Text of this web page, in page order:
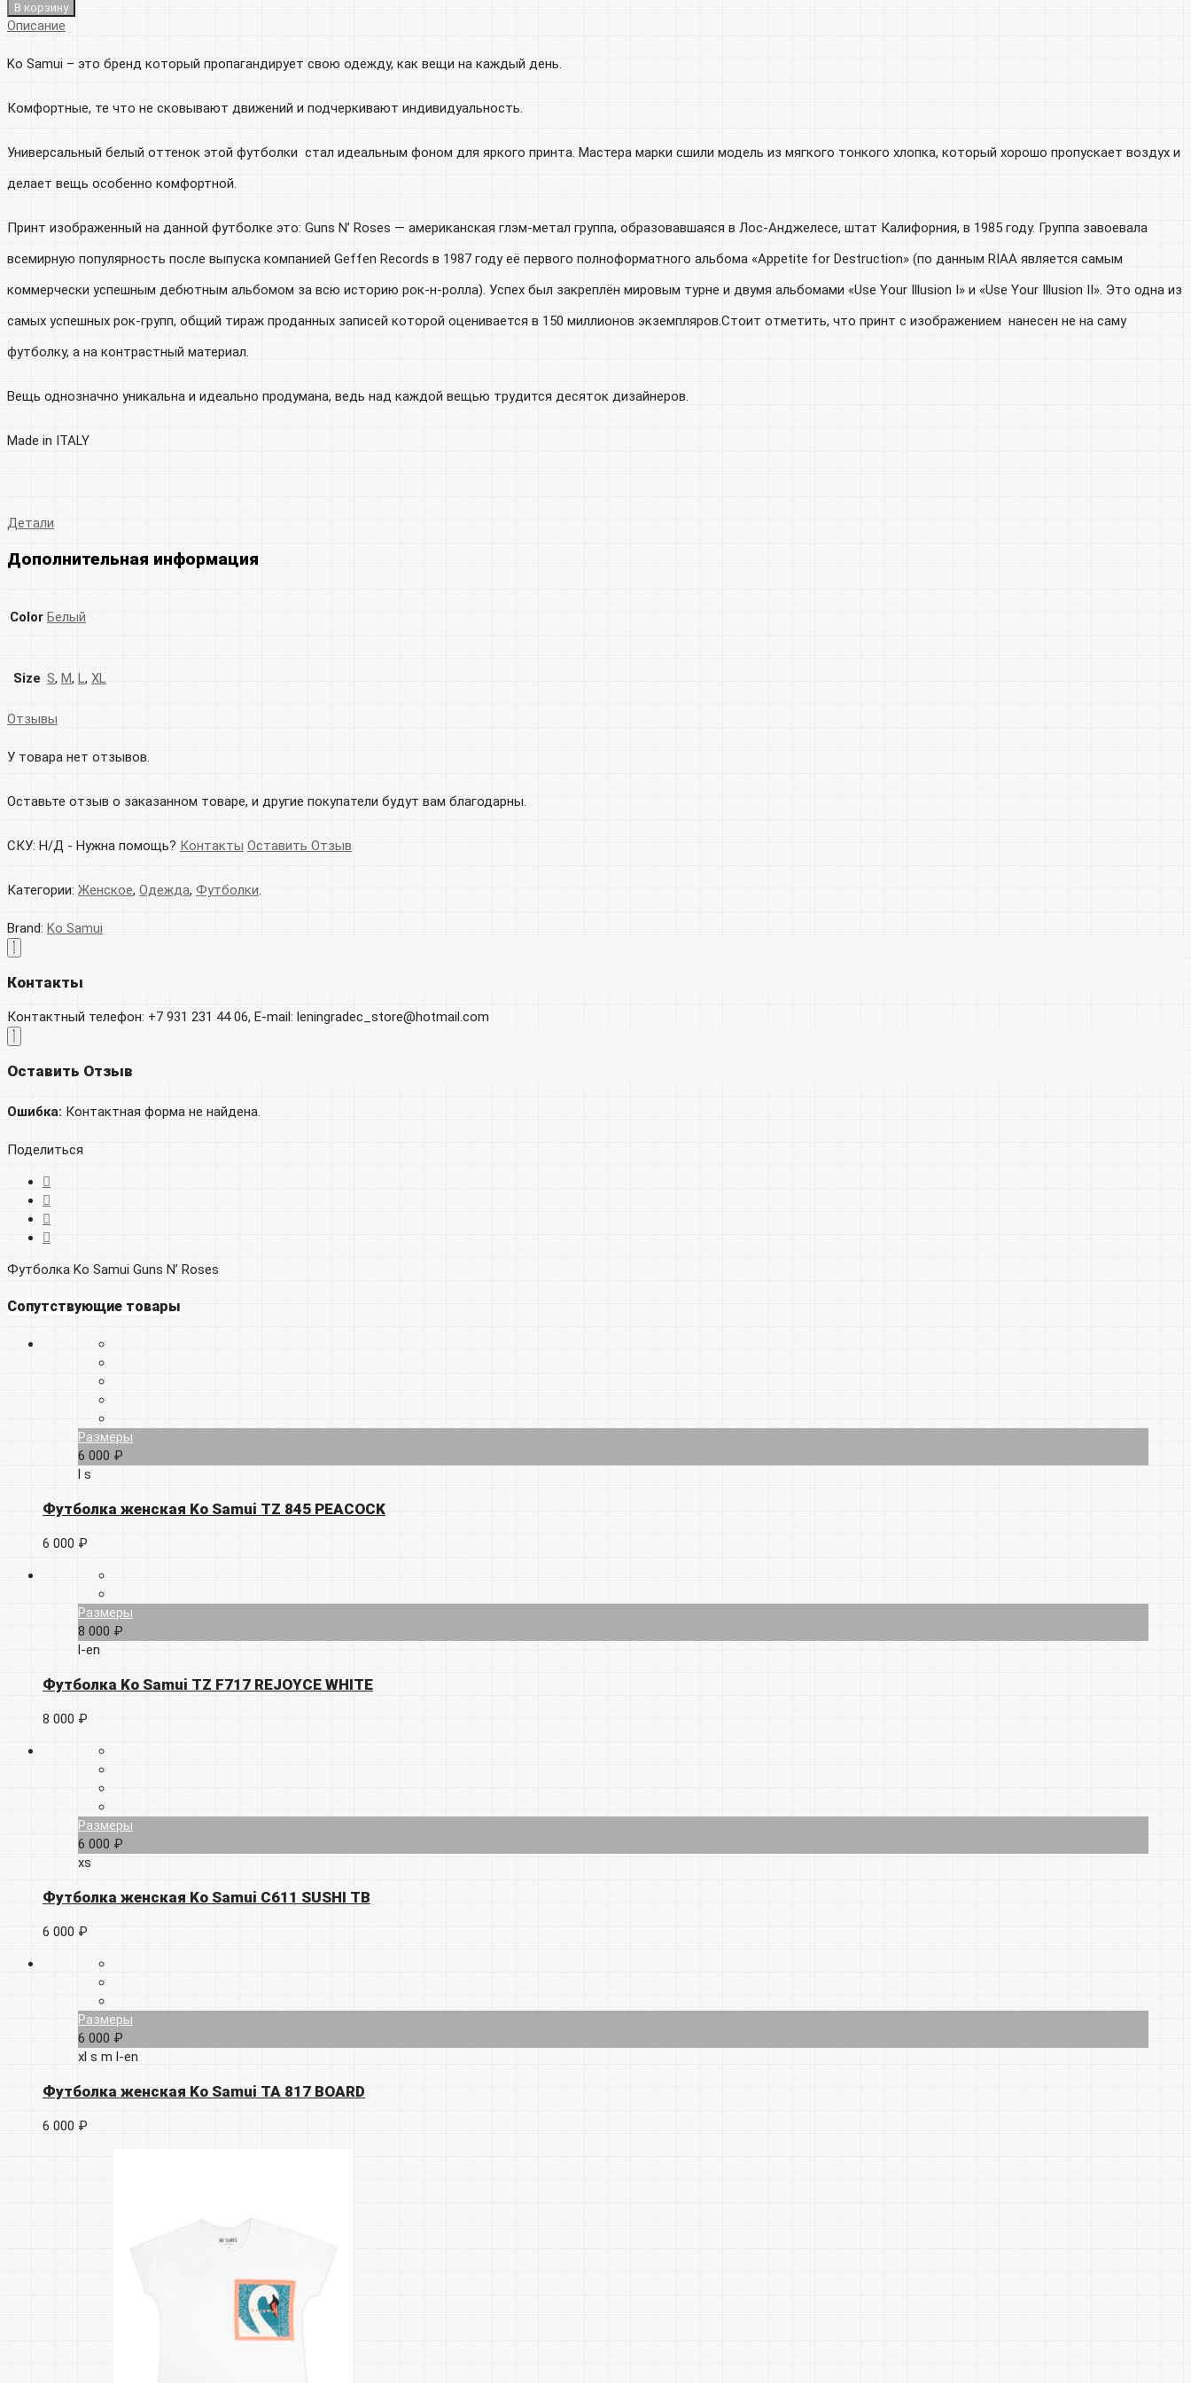
В корзину
Описание
Ko Samui – это бренд который пропагандирует свою одежду, как вещи на каждый день.
Комфортные, те что не сковывают движений и подчеркивают индивидуальность.
Универсальный белый оттенок этой футболки стал идеальным фоном для яркого принта. Мастера марки сшили модель из мягкого тонкого хлопка, который хорошо пропускает воздух и
делает вещь особенно комфортной.
Принт изображенный на данной футболке это: Guns N’ Roses — американская глэм-метал группа, образовавшаяся в Лос-Анджелесе, штат Калифорния, в 1985 году. Группа завоевала
всемирную популярность после выпуска компанией Geffen Records в 1987 году её первого полноформатного альбома «Appetite for Destruction» (по данным RIAA является самым
коммерчески успешным дебютным альбомом за всю историю рок-н-ролла). Успех был закреплён мировым турне и двумя альбомами «Use Your Illusion I» и «Use Your Illusion II». Это одна из
самых успешных рок-групп, общий тираж проданных записей которой оценивается в 150 миллионов экземпляров.Стоит отметить, что принт с изображением нанесен не на саму
футболку, а на контрастный материал.
Вещь однозначно уникальна и идеально продумана, ведь над каждой вещью трудится десяток дизайнеров.
Made in ITALY
Детали
Дополнительная информация
Color Белый
Size S, M, L, XL
Отзывы
У товара нет отзывов.
Оставьте отзыв о заказанном товаре, и другие покупатели будут вам благодарны.
СКУ: Н/Д - Нужна помощь? Контакты Оставить Отзыв
Категории: Женское, Одежда, Футболки.
Brand: Ko Samui
Контакты
Контактный телефон: +7 931 231 44 06, E-mail: leningradec_store@hotmail.com
Оставить Отзыв
Ошибка: Контактная форма не найдена.
Поделиться
Футболка Ko Samui Guns N’ Roses
Сопутствующие товары
Размеры
6 000 ₽
l s
Футболка женская Ko Samui TZ 845 PEACOCK
6 000 ₽
Размеры
8 000 ₽
l-en
Футболка Ko Samui TZ F717 REJOYCE WHITE
8 000 ₽
Размеры
6 000 ₽
xs
Футболка женская Ko Samui C611 SUSHI TB
6 000 ₽
Размеры
6 000 ₽
xl s m l-en
Футболка женская Ko Samui TA 817 BOARD
6 000 ₽